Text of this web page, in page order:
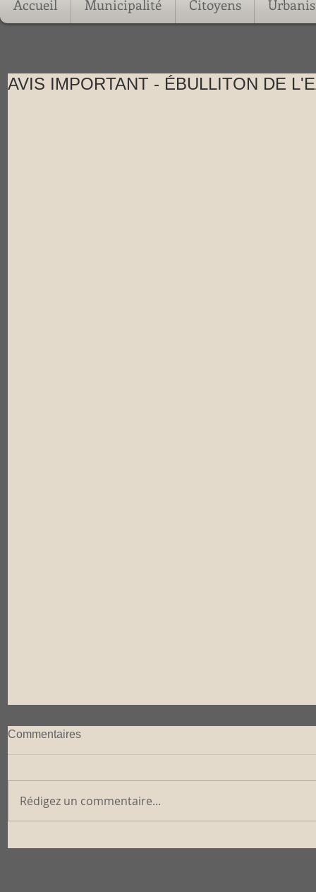
Accueil Municipalité Citoyens
AVIS IMPORTANT - ÉBULLITON DE
Commentaires
Rédigez un commentaire...